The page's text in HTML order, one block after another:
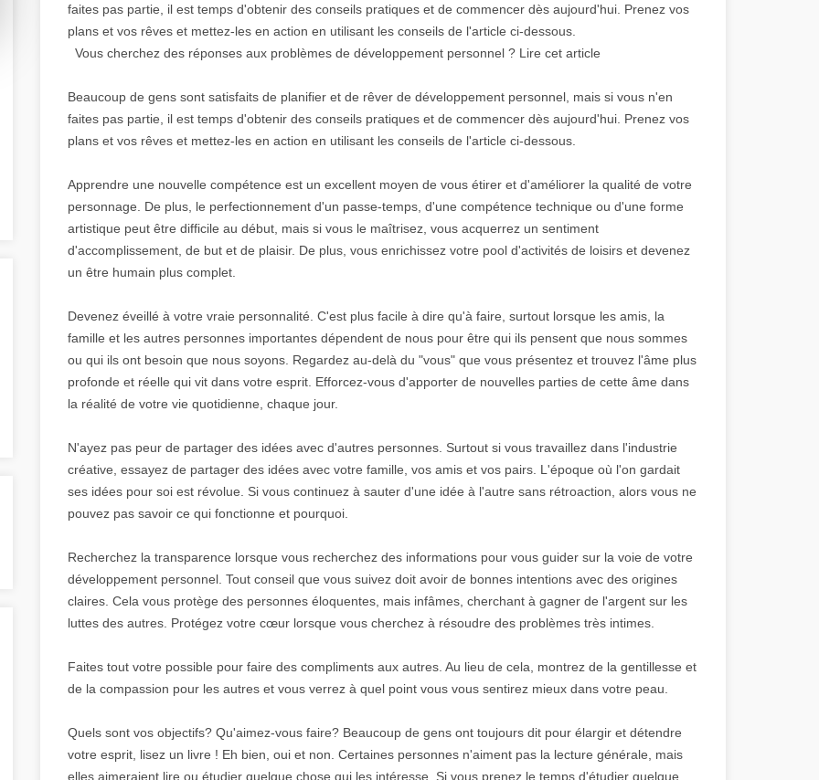
faites pas partie, il est temps d'obtenir des conseils pratiques et de commencer dès aujourd'hui. Prenez vos
plans et vos rêves et mettez-les en action en utilisant les conseils de l'article ci-dessous.
Vous cherchez des réponses aux problèmes de développement personnel ? Lire cet article
Beaucoup de gens sont satisfaits de planifier et de rêver de développement personnel, mais si vous n'en
faites pas partie, il est temps d'obtenir des conseils pratiques et de commencer dès aujourd'hui. Prenez vos
plans et vos rêves et mettez-les en action en utilisant les conseils de l'article ci-dessous.
Apprendre une nouvelle compétence est un excellent moyen de vous étirer et d'améliorer la qualité de votre
personnage. De plus, le perfectionnement d'un passe-temps, d'une compétence technique ou d'une forme
artistique peut être difficile au début, mais si vous le maîtrisez, vous acquerrez un sentiment
d'accomplissement, de but et de plaisir. De plus, vous enrichissez votre pool d'activités de loisirs et devenez
un être humain plus complet.
Devenez éveillé à votre vraie personnalité. C'est plus facile à dire qu'à faire, surtout lorsque les amis, la
famille et les autres personnes importantes dépendent de nous pour être qui ils pensent que nous sommes
ou qui ils ont besoin que nous soyons. Regardez au-delà du "vous" que vous présentez et trouvez l'âme plus
profonde et réelle qui vit dans votre esprit. Efforcez-vous d'apporter de nouvelles parties de cette âme dans
la réalité de votre vie quotidienne, chaque jour.
N'ayez pas peur de partager des idées avec d'autres personnes. Surtout si vous travaillez dans l'industrie
créative, essayez de partager des idées avec votre famille, vos amis et vos pairs. L'époque où l'on gardait
ses idées pour soi est révolue. Si vous continuez à sauter d'une idée à l'autre sans rétroaction, alors vous ne
pouvez pas savoir ce qui fonctionne et pourquoi.
Recherchez la transparence lorsque vous recherchez des informations pour vous guider sur la voie de votre
développement personnel. Tout conseil que vous suivez doit avoir de bonnes intentions avec des origines
claires. Cela vous protège des personnes éloquentes, mais infâmes, cherchant à gagner de l'argent sur les
luttes des autres. Protégez votre cœur lorsque vous cherchez à résoudre des problèmes très intimes.
Faites tout votre possible pour faire des compliments aux autres. Au lieu de cela, montrez de la gentillesse et
de la compassion pour les autres et vous verrez à quel point vous vous sentirez mieux dans votre peau.
Quels sont vos objectifs? Qu'aimez-vous faire? Beaucoup de gens ont toujours dit pour élargir et détendre
votre esprit, lisez un livre ! Eh bien, oui et non. Certaines personnes n'aiment pas la lecture générale, mais
elles aimeraient lire ou étudier quelque chose qui les intéresse. Si vous prenez le temps d'étudier quelque